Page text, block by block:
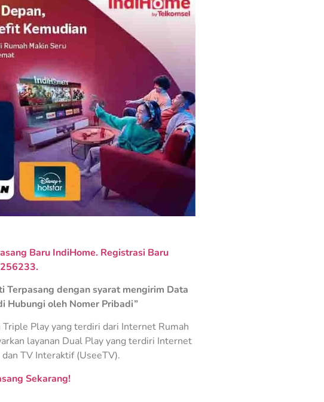
Baru IndiHome. Registrasi Baru
Terpasang dengan syarat mengirim Data
Hubungi oleh Nomer Pribadi”
Play yang terdiri dari Internet Rumah
layanan Dual Play yang terdiri Internet
TV Interaktif (UseeTV).
Sekarang!